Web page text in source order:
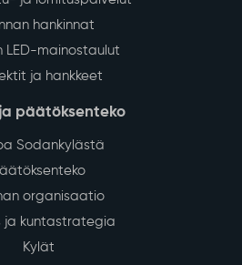
hankinnat
LED-mainostaulut
ja hankkeet
päätöksenteko
Sodankylästä
organisaatio
ja kuntastrategia
Kylät